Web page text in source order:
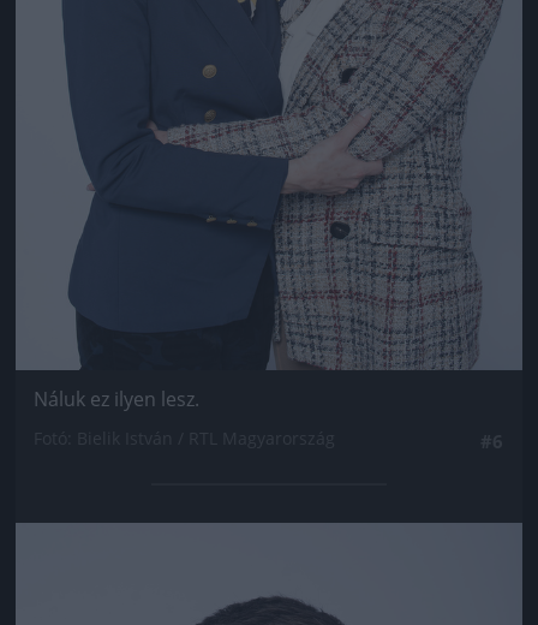
Náluk ez ilyen lesz.